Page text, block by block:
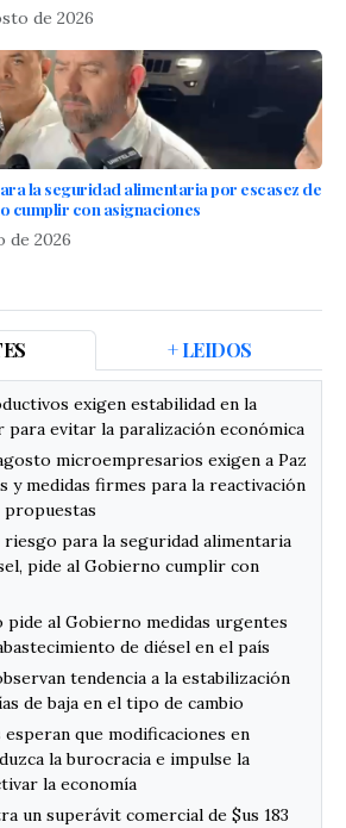
de 2026
la seguridad alimentaria por escasez de
cumplir con asignaciones
de 2026
+ LEIDOS
exigen estabilidad en la
evitar la paralización económica
microempresarios exigen a Paz
y medidas firmes para la reactivación
propuestas
riesgo para la seguridad alimentaria
pide al Gobierno cumplir con
pide al Gobierno medidas urgentes
de diésel en el país
tendencia a la estabilización
de baja en el tipo de cambio
que modificaciones en
la burocracia e impulse la
la economía
un superávit comercial de $us 183